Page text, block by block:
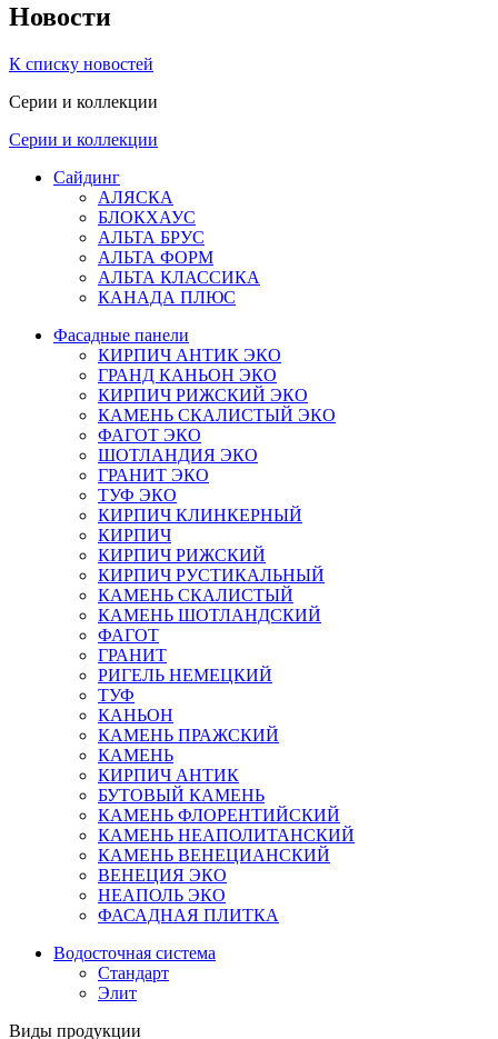
Новости
К списку новостей
Серии и коллекции
Серии и коллекции
Сайдинг
АЛЯСКА
БЛОКХАУС
АЛЬТА БРУС
АЛЬТА ФОРМ
АЛЬТА КЛАССИКА
КАНАДА ПЛЮС
Фасадные панели
КИРПИЧ АНТИК ЭКО
ГРАНД КАНЬОН ЭКО
КИРПИЧ РИЖСКИЙ ЭКО
КАМЕНЬ СКАЛИСТЫЙ ЭКО
ФАГОТ ЭКО
ШОТЛАНДИЯ ЭКО
ГРАНИТ ЭКО
ТУФ ЭКО
КИРПИЧ КЛИНКЕРНЫЙ
КИРПИЧ
КИРПИЧ РИЖСКИЙ
КИРПИЧ РУСТИКАЛЬНЫЙ
КАМЕНЬ СКАЛИСТЫЙ
КАМЕНЬ ШОТЛАНДСКИЙ
ФАГОТ
ГРАНИТ
РИГЕЛЬ НЕМЕЦКИЙ
ТУФ
КАНЬОН
КАМЕНЬ ПРАЖСКИЙ
КАМЕНЬ
КИРПИЧ АНТИК
БУТОВЫЙ КАМЕНЬ
КАМЕНЬ ФЛОРЕНТИЙСКИЙ
КАМЕНЬ НЕАПОЛИТАНСКИЙ
КАМЕНЬ ВЕНЕЦИАНСКИЙ
ВЕНЕЦИЯ ЭКО
НЕАПОЛЬ ЭКО
ФАСАДНАЯ ПЛИТКА
Водосточная система
Стандарт
Элит
Виды продукции